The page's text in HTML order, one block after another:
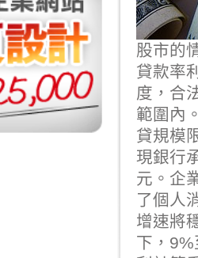
股市的
貸款率
度，合
範圍內
貸規模
現銀行
元。 企
了個人
增速將
下，